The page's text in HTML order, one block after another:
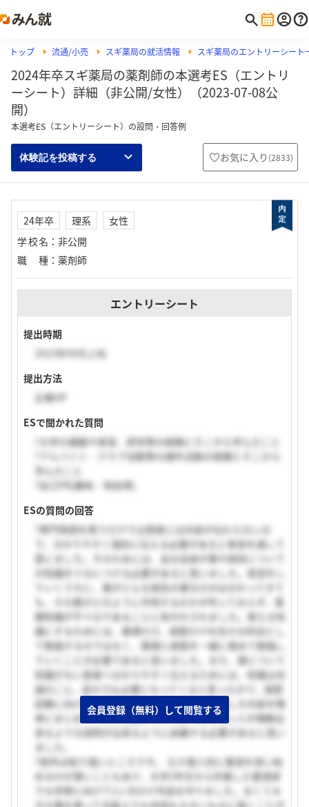
トップ 流通/小売 スギ薬局の就活情報 スギ薬局のエントリーシート
2024年卒スギ薬局の薬剤師の本選考ES（エントリ
ーシート）詳細（非公開/女性）（2023-07-08公
開）
本選考ES（エントリーシート）の設問・回答例
体験記を投稿する お気に入り (2833)
24年卒 理系
女性
学校名 ： 非公開
職種 ： 薬剤師
エントリーシート
提出時期
2023年04月上旬
提出方法
企業HP
ESで聞かれた質問
?大学の講義や実習、研究等の経験とそこから学んだこと
?アルバイト・クラブ活動等の課外活動の経験とそこから
学んだこと
?自己PR(趣味・特技等)
ESの質問の回答
?専門用語を使うだけでは患者には内容が伝わらないの
で、分かりやすく端的に伝える必要があると実習を通して
感じました。そのためには、自分自身が薬や病気について
の知識を十分につける必要があると思いました。実習をし
ていくうちに、薬がどんな病気の薬なのかは分かってきて
も、その薬がどのように作用するのかが判っておらず、基
礎知識が不十分であることに気付かされました。使える知
識にするためには、薬理だけ、病態だけを別々の科目とし
て勉強するのではなく、薬理と病態を一緒に進めて勉強し
ていくことが必要であると思いました。また、薬について
知識がない患者へ分かりやすく伝えるためには、知識は勿
論のこと、話す力も必要になってくると思ったので、国家
試験に向けての勉強を進めていく際に、勉強した内容を簡
単にまとめて、その内容について全く知らない人が理解出
来るような説明が出来るように訓練する必要があると思い
ました。
?長所は粘り強いところです。 元々個人的に書道を習い始
めるのが遅いこともあり、大学2年生から所属した書道部
で大学祭に向けて2ヶ月かけ作品を作りました。太くて大
会員登録（無料）して閲覧する